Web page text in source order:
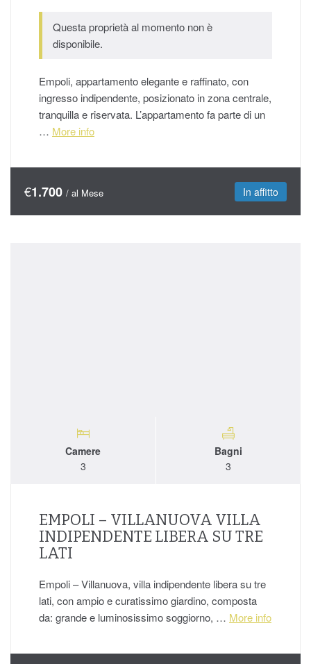
Questa proprietà al momento non è
disponibile.
Empoli, appartamento elegante e raffinato, con
ingresso indipendente, posizionato in zona centrale,
tranquilla e riservata. L’appartamento fa parte di un
… More info
€1.700 / al Mese In affitto
Camere
3
Bagni
3
EMPOLI – VILLANUOVA VILLA
INDIPENDENTE LIBERA SU TRE
LATI
Empoli – Villanuova, villa indipendente libera su tre
lati, con ampio e curatissimo giardino, composta
da: grande e luminosissimo soggiorno, … More info